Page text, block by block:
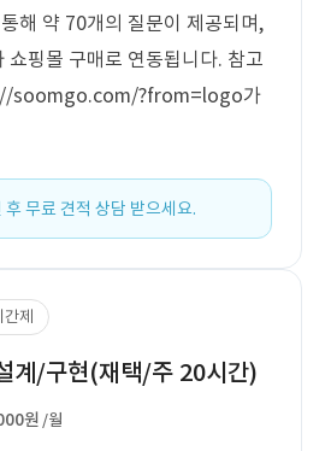
해 약 70개의 질문이 제공되며,
쇼핑몰 구매로 연동됩니다. 참고
soomgo.com/?from=logo가
후 무료 견적 상담 받으세요.
간제
계/구현(재택/주 20시간)
원 /월